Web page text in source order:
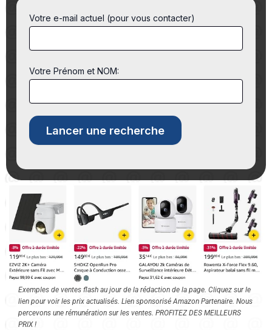
Votre e-mail actuel (pour vous contacter)
Votre Prénom et NOM:
Exemples de ventes flash au jour de la rédaction de la page. Cliquez sur le
lien pour voir les prix actualisés. Lien sponsorisé Amazon Partenaire. Nous
percevons une rémunération sur les ventes. PROFITEZ DES MEILLEURS
PRIX !